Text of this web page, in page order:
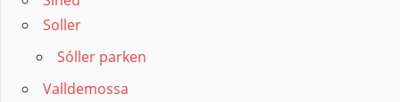
Soller
Sóller parken
Valldemossa